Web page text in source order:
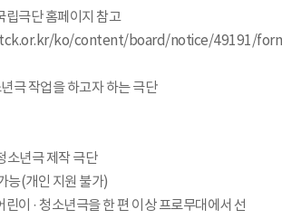
립극단 홈페이지 참고
ko/content/board/notice/49191/
극 작업을 하고자 하는 극단
소년극 제작 극단
능(개인 지원 불가)
린이 · 청소년극을 한 편 이상 프로무대에서 선